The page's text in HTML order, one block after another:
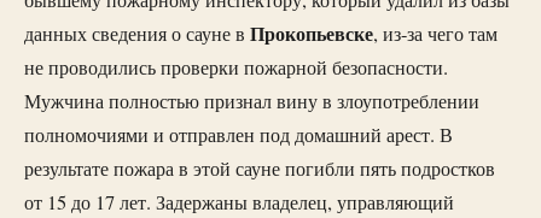
данных сведения о сауне в Прокопьевске, из-за чего там
не проводились проверки пожарной безопасности.
Мужчина полностью признал вину в злоупотреблении
полномочиями и отправлен под домашний арест. В
результате пожара в этой сауне погибли пять подростков
от 15 до 17 лет. Задержаны владелец, управляющий